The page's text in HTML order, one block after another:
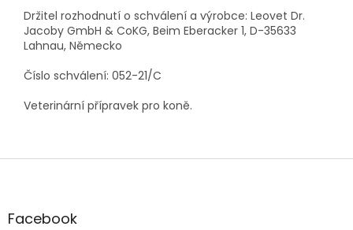
Držitel rozhodnutí o schválení a výrobce: Leovet Dr.
Jacoby GmbH & CoKG, Beim Eberacker 1, D-35633
Lahnau, Německo
Číslo schválení: 052-21/C
Veterinární přípravek pro koně.
Z
aFacebook